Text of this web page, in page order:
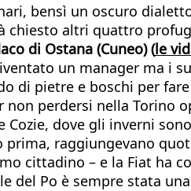
bensì un oscuro
chiesto altri quattro
di Ostana (Cuneo) (le
un manager ma i
di pietre e boschi per
perdersi nella Torino
dove gli inverni
raggiungevano
cittadino – e la Fiat ha
del Po è sempre stata